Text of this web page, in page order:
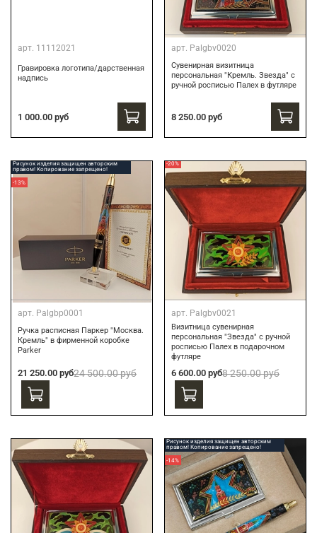
арт. 11112021
Гравировка логотипа/дарственная
надпись
1 000.00 руб
арт. Palgbv0020
Сувенирная визитница
персональная "Кремль. Звезда" с
ручной росписью Палех в футляре
8 250.00 руб
Рисунок изделия защищен авторским
правом! Копирование запрещено!
-13%
арт. Palgbp0001
Ручка расписная Паркер "Москва.
Кремль" в фирменной коробке
Parker
21 250.00 руб24 500.00 руб
-20%
арт. Palgbv0021
Визитница сувенирная
персональная "Звезда" с ручной
росписью Палех в подарочном
футляре
6 600.00 руб8 250.00 руб
Рисунок изделия защищен авторским
правом! Копирование запрещено!
-14%